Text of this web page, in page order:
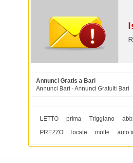
Annunci Gratis a Bari
Annunci Bari - Annunci Gratuiti Bari
LETTO prima Triggiano
PREZZO
locale molte auto